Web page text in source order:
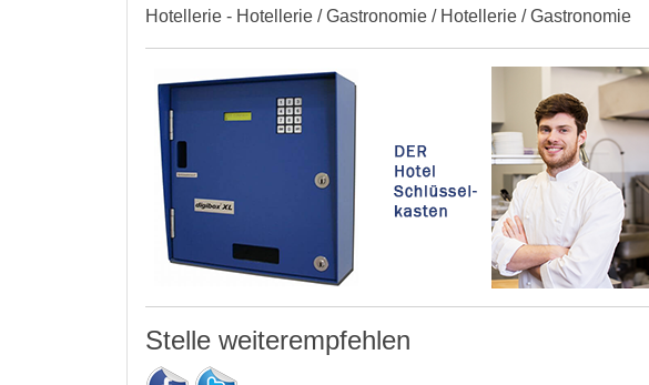
Hotellerie - Hotellerie / Gastronomie / Hotellerie / Gastronomie
Stelle weiterempfehlen